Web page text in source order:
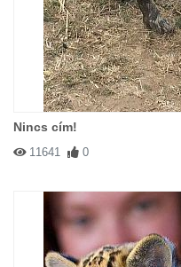
Nincs cím!
11641 0